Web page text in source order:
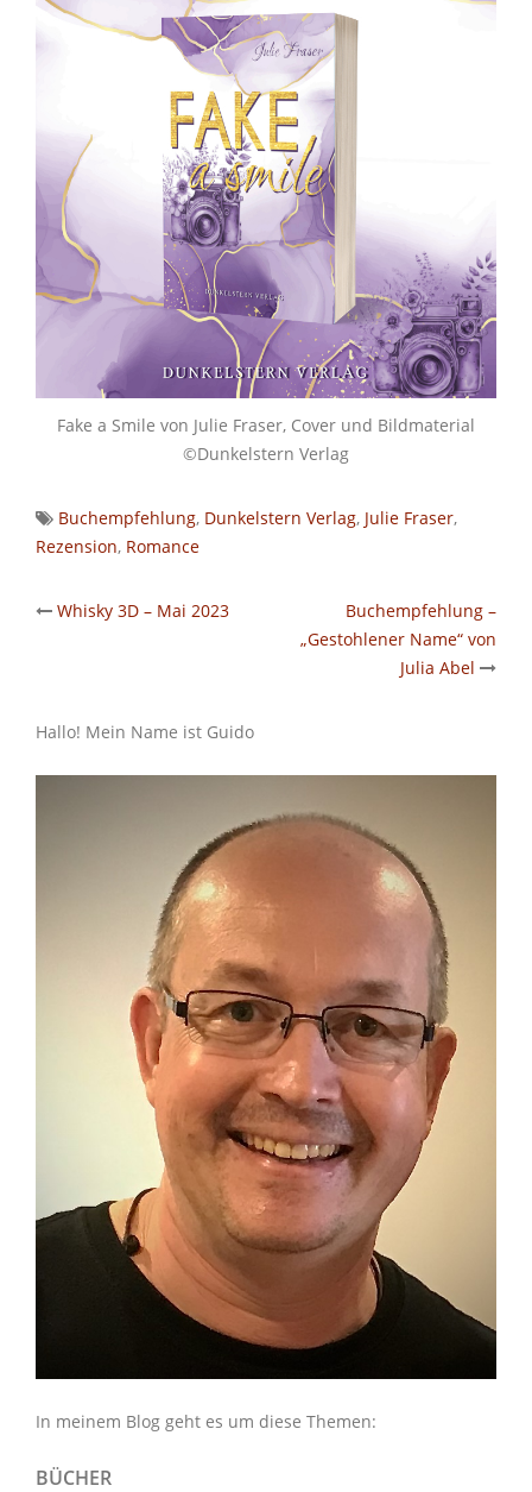
Fake a Smile von Julie Fraser, Cover und Bildmaterial
©Dunkelstern Verlag
Buchempfehlung, Dunkelstern Verlag, Julie Fraser,
Rezension, Romance
Post
Whisky 3D – Mai 2023
Buchempfehlung –
„Gestohlener Name“ von
Julia Abel
Hallo! Mein Name ist Guido
In meinem Blog geht es um diese Themen:
BÜCHER